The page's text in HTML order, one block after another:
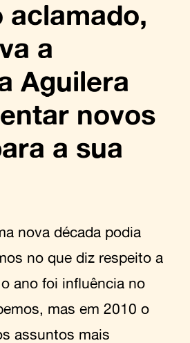
aclamado,
a
Aguilera
novos
a sua
nova década podia
no que diz respeito a
ano foi influência no
mas em 2010 o
assuntos mais